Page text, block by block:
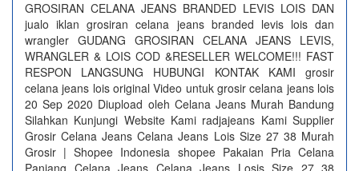
GROSIRAN CELANA JEANS BRANDED LEVIS LOIS DAN
jualo iklan grosiran celana jeans branded levis lois dan
wrangler GUDANG GROSIRAN CELANA JEANS LEVIS,
WRANGLER & LOIS COD &RESELLER WELCOME!!! FAST
RESPON LANGSUNG HUBUNGI KONTAK KAMI grosir
celana jeans lois original Video untuk grosir celana jeans lois
20 Sep 2020 Diupload oleh Celana Jeans Murah Bandung
Silahkan Kunjungi Website Kami radjajeans Kami Supplier
Grosir Celana Jeans Celana Jeans Lois Size 27 38 Murah
Grosir | Shopee Indonesia shopee Pakaian Pria Celana
Panjang Celana Jeans Celana Jeans Losis Size 27 38